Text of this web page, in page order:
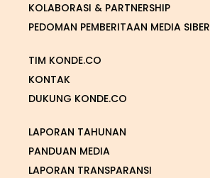
KOLABORASI & PARTNERSHIP
PEDOMAN PEMBERITAAN MEDIA SIBER
TIM KONDE.CO
KONTAK
DUKUNG KONDE.CO
LAPORAN TAHUNAN
PANDUAN MEDIA
LAPORAN TRANSPARANSI